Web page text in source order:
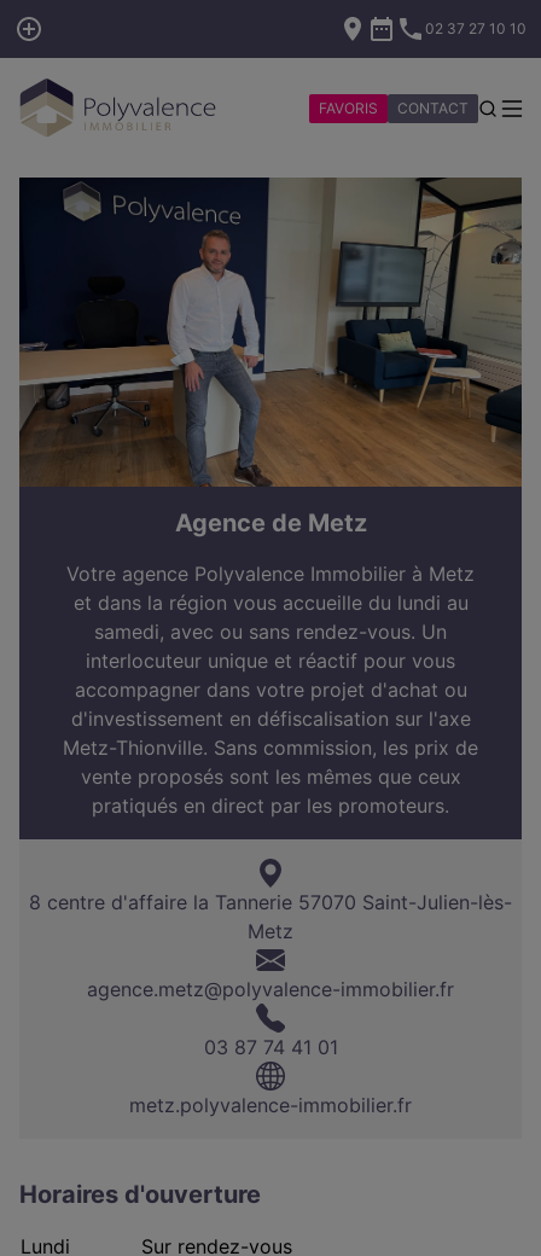
02 37 27 10 10
FAVORIS CONTACT
Agence de Metz
Votre agence Polyvalence Immobilier à Metz
et dans la région vous accueille du lundi au
samedi, avec ou sans rendez-vous. Un
interlocuteur unique et réactif pour vous
accompagner dans votre projet d'achat ou
d'investissement en défiscalisation sur l'axe
Metz-Thionville. Sans commission, les prix de
vente proposés sont les mêmes que ceux
pratiqués en direct par les promoteurs.
8 centre d'affaire la Tannerie 57070 Saint-Julien-lès-
Metz
agence.metz@polyvalence-immobilier.fr
03 87 74 41 01
metz.polyvalence-immobilier.fr
Horaires d'ouverture
Lundi
Sur rendez-vous